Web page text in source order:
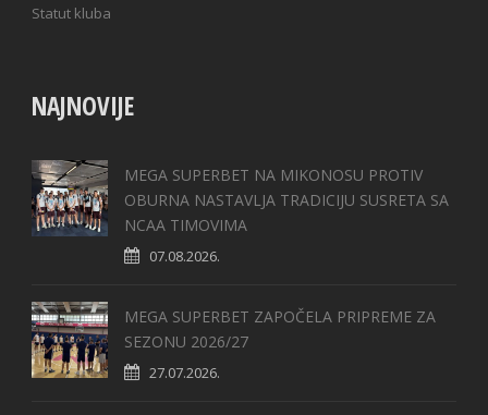
Statut kluba
NAJNOVIJE
MEGA SUPERBET NA MIKONOSU PROTIV
OBURNA NASTAVLJA TRADICIJU SUSRETA SA
NCAA TIMOVIMA
07.08.2026.
MEGA SUPERBET ZAPOČELA PRIPREME ZA
SEZONU 2026/27
27.07.2026.